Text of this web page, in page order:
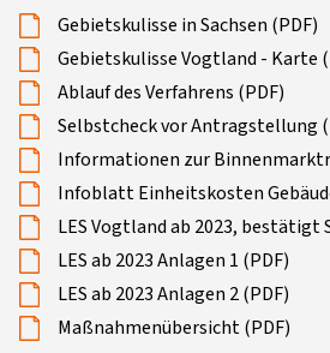
Gebietskulisse in Sachsen (PDF)
Gebietskulisse Vogtland - Karte
Ablauf des Verfahrens (PDF)
Selbstcheck vor Antragstellung
Informationen zur
Infoblatt Einheitskosten
LES Vogtland ab 2023, bestätigt
LES ab 2023 Anlagen 1 (PDF)
LES ab 2023 Anlagen 2 (PDF)
Maßnahmenübersicht (PDF)